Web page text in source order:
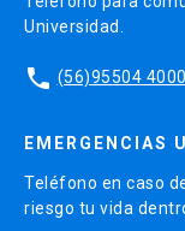
Universidad.
phone (56)95504 4000
EMERGENCIAS
Teléfono en caso
riesgo tu vida